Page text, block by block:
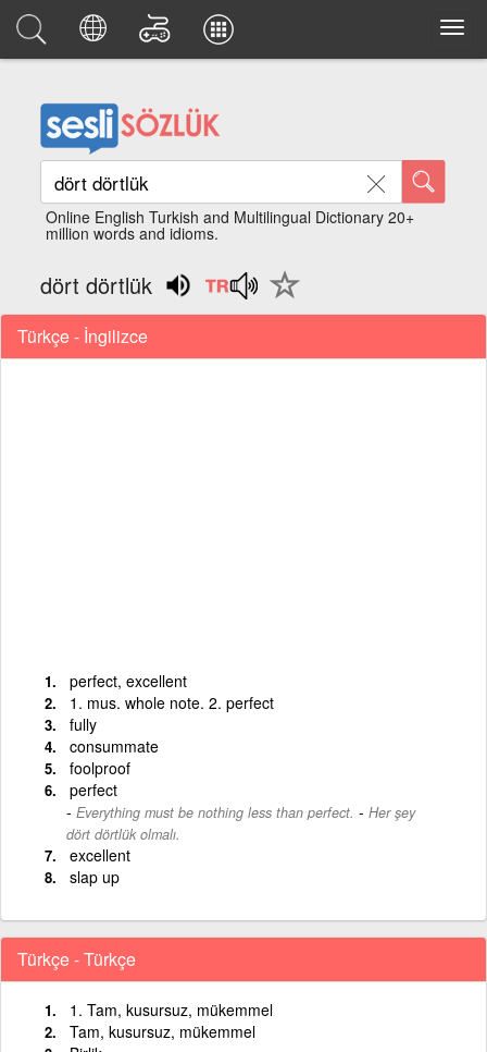
Online English Turkish and Multilingual Dictionary 20+
million words and idioms.
dört dörtlük
Türkçe - İngilizce
perfect, excellent
1. mus. whole note. 2. perfect
fully
consummate
foolproof
perfect
Everything must be nothing less than perfect. - Her şey
dört dörtlük olmalı.
excellent
slap up
Türkçe - Türkçe
1. Tam, kusursuz, mükemmel
Tam, kusursuz, mükemmel